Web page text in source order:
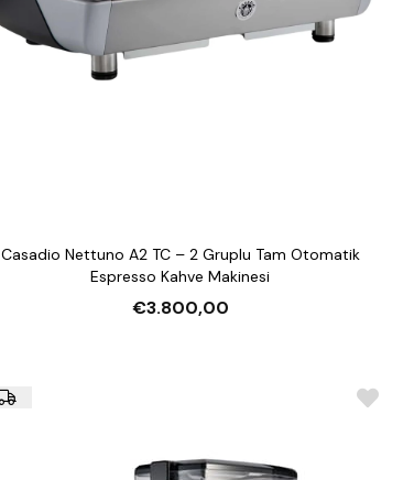
Casadio Nettuno A2 TC – 2 Gruplu Tam Otomatik
Espresso Kahve Makinesi
€3.800,00